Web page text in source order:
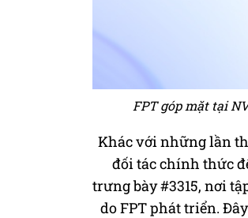
FPT góp mặt tại
Khác với những lần
đối tác chính thức
trưng bày #3315, nơi
do FPT phát triển.